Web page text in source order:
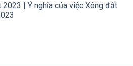
2023 | Ý nghĩa của việc Xông đất